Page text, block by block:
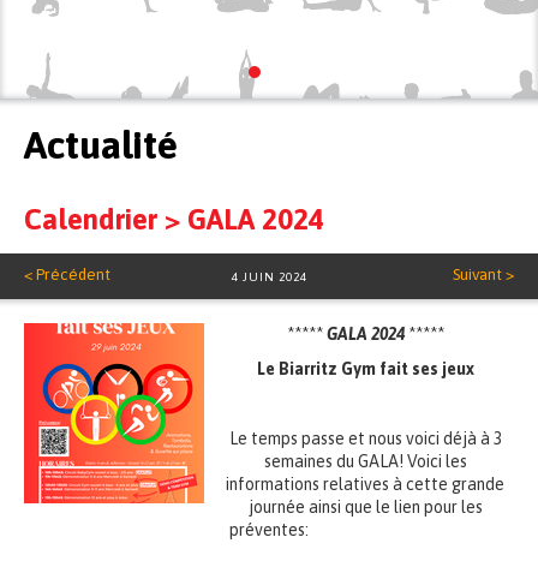
Actualité
Calendrier > GALA 2024
Suivant >
4 JUIN 2024
< Précédent
*****GALA 2024*****
Le Biarritz Gym fait ses jeux
Le temps passe et nous voici déjà à 3
semaines du GALA! Voici les
informations relatives à cette grande
journée ainsi que le lien pour les
préventes: